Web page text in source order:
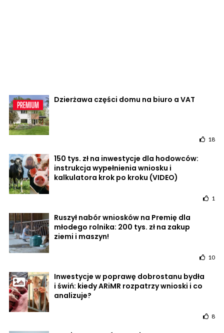
Dzierżawa części domu na biuro a VAT
18
150 tys. zł na inwestycje dla hodowców:
instrukcja wypełnienia wniosku i
kalkulatora krok po kroku (VIDEO)
1
Ruszył nabór wniosków na Premię dla
młodego rolnika: 200 tys. zł na zakup
ziemi i maszyn!
10
Inwestycje w poprawę dobrostanu bydła
i świń: kiedy ARiMR rozpatrzy wnioski i co
analizuje?
8